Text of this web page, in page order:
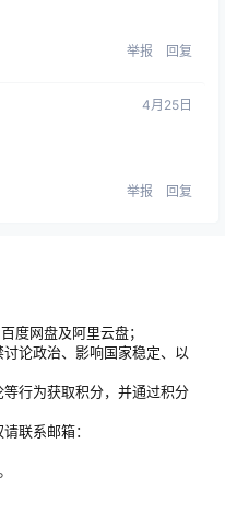
举报 回复
4月25日
举报 回复
度网盘及阿里云盘；
论政治、影响国家稳定、以
行为获取积分，并通过积分
联系邮箱：